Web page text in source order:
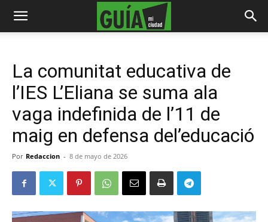
La comunitat educativa de
l’IES L’Eliana se suma ala
vaga indefinida de l’11 de
maig en defensa del’educació
Por Redaccion - 8 de mayo de 2026